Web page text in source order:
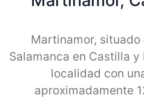
Martinamor,
Salamanca en Castilla y
localidad con
aproximadamente